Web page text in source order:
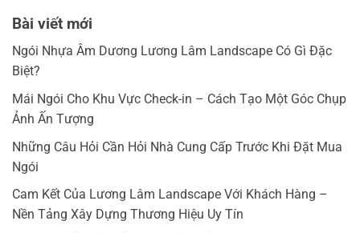
Bài viết mới
Ngói Nhựa Âm Dương Lương Lâm Landscape Có Gì Đặc
Biệt?
Mái Ngói Cho Khu Vực Check-in – Cách Tạo Một Góc Chụp
Ảnh Ấn Tượng
Những Câu Hỏi Cần Hỏi Nhà Cung Cấp Trước Khi Đặt Mua
Ngói
Cam Kết Của Lương Lâm Landscape Với Khách Hàng –
Nền Tảng Xây Dựng Thương Hiệu Uy Tín